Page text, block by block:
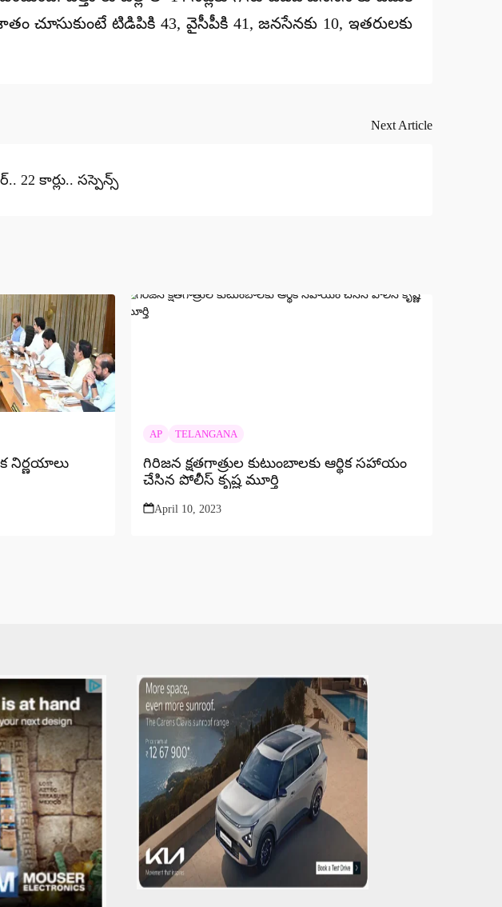
చూసుకుంటే టిడిపికి 43, వైసీపీకి 41, జనసేనకు 10, ఇతరులకు
Next Article
22 కార్లు.. సస్పెన్స్
నిర్ణయాలు
AP TELANGANA
గిరిజన క్షతగాత్రుల కుటుంబాలకు ఆర్థిక సహాయం
చేసిన పోలీస్ కృష్ణ మూర్తి
April 10, 2023